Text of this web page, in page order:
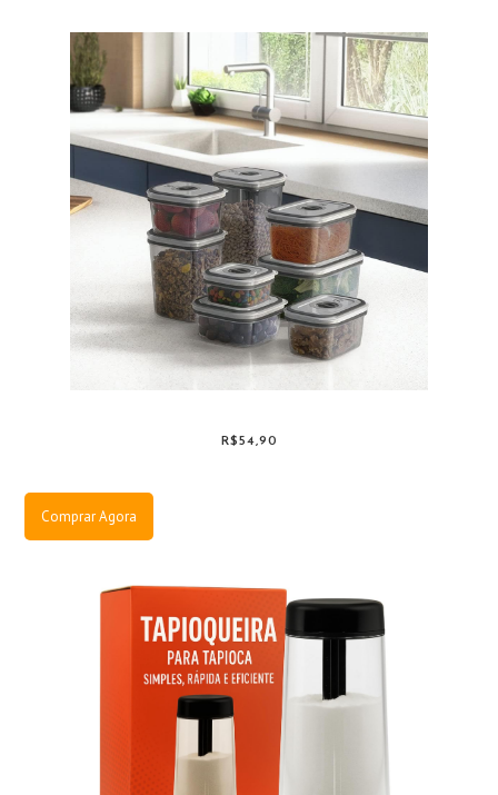
R$54,90
Comprar Agora